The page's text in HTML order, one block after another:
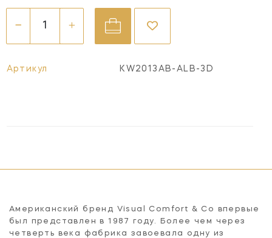
Артикул KW2013AB-ALB-3D
Американский бренд Visual Comfort & Co впервые
был представлен в 1987 году. Более чем через
четверть века фабрика завоевала одну из